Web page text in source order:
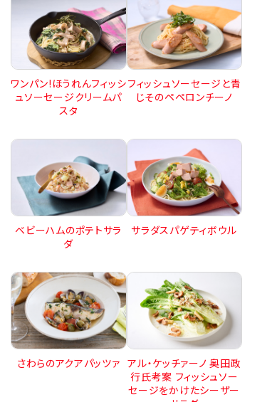
ワンパン!ほうれんフィッシ
ュソーセージクリームパ
スタ
フィッシュソーセージと青
じそのペペロンチーノ
ベビーハムのポテトサラ
ダ
サラダスパゲティボウル
さわらのアクアパッツァ アル・ケッチァーノ 奥田政
行氏考案 フィッシュソー
セージをかけたシーザー